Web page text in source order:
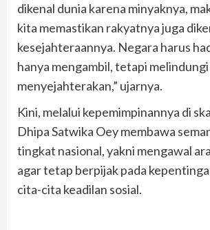
dikenal dunia karena minyaknya,
kita memastikan rakyatnya juga
kesejahteraannya. Negara harus
hanya mengambil, tetapi melindungi
menyejahterakan,” ujarnya.
Kini, melalui kepemimpinannya di
Dhipa Satwika Oey membawa
tingkat nasional, yakni mengawal
agar tetap berpijak pada
cita-cita keadilan sosial.